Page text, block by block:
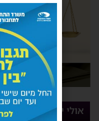
אולי יעניין אותך